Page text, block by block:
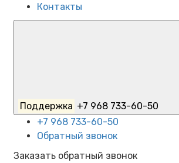
Контакты
Поддержка +7 968 733-60-50
+7 968 733-60-50
Обратный звонок
Заказать обратный звонок